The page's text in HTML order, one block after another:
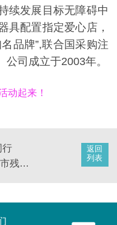
续发展目标无障碍中
具配置指定爱心店，
品牌”,联合国采购注
司成立于2003年。
动起来！
返回
列表
行
太原恩德莱被指定为太原市残联辅助器具定点机构